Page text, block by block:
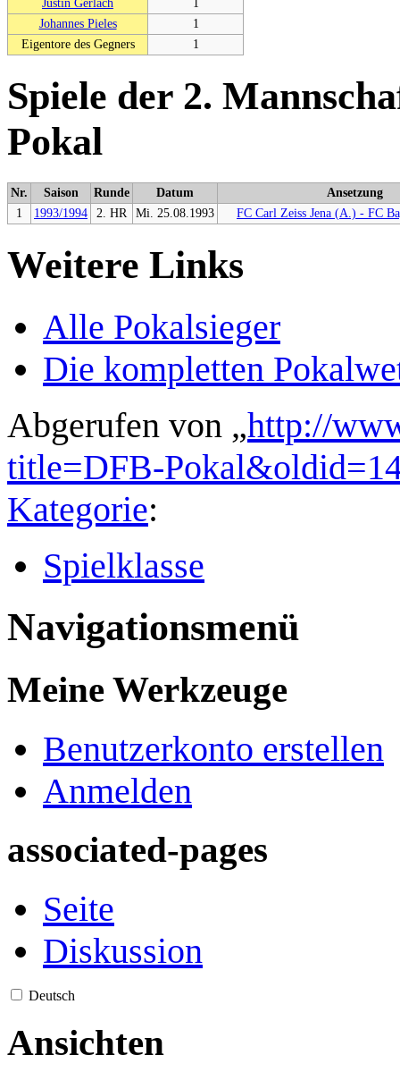
Justin Gerlach
1
Johannes Pieles
1
Eigentore des Gegners
1
Spiele der 2.
Pokal
Nr. Saison Runde Datum
Ansetzung
1
1993/1994 2. HR Mi. 25.08.1993 FC Carl Zeiss Jena (A.) - FC
Weitere Links
Alle Pokalsieger
Die kompletten
Abgerufen von „http://
title=DFB-
Kategorie:
Spielklasse
Navigationsmenü
Meine Werkzeuge
Benutzerkonto erstellen
Anmelden
associated-pages
Seite
Diskussion
Deutsch
Ansichten